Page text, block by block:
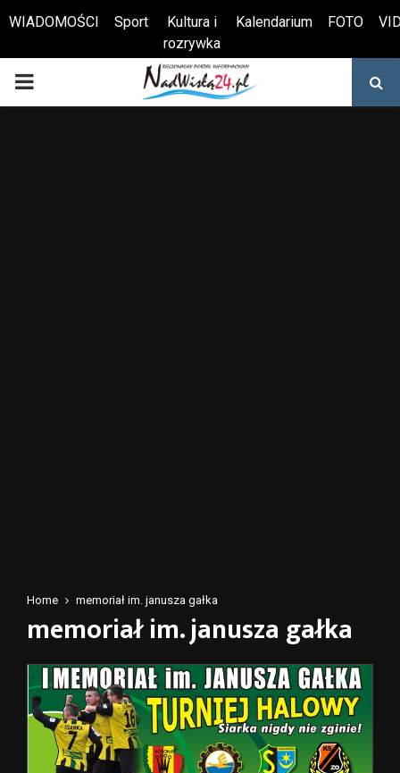
Otwórz pasek narzędzi
WIADOMOŚCI Sport
Kultura i
rozrywka
Kalendarium FOTO
PRIMARY
Home memoriał im. janusza gałka
memoriał im. janusza gałka